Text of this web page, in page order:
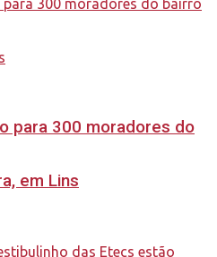
para 300 moradores do
em Lins